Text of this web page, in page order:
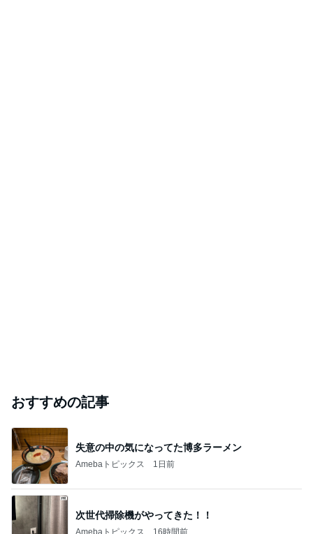
おすすめの記事
失意の中の気になってた博多ラーメン
Amebaトピックス 1日前
次世代掃除機がやってきた！！
Amebaトピックス 16時間前